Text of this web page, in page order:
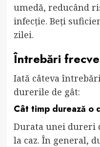
umedă, reducând
infecție. Beți
zilei.
Întrebări
Iată câteva
durerile de gât:
Cât timp durează o
Durata unei dureri
la caz. În general,